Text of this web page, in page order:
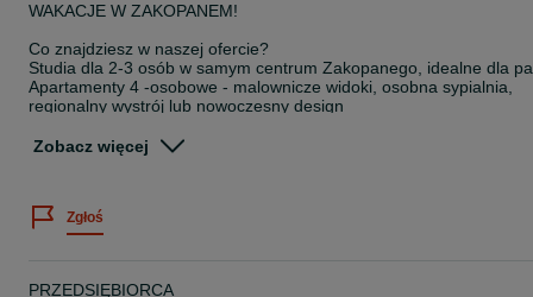
WAKACJE W ZAKOPANEM!
Co znajdziesz w naszej ofercie?
Studia dla 2-3 osób w samym centrum Zakopanego, idealne dla
Apartamenty 4 -osobowe - malownicze widoki, osobna sypialnia,
regionalny wystrój lub nowoczesny design
rodzin
projektowane przez najlepszych architektów!
... i wiele, wiele więcej! Zadzwoń i zapytaj!
Zobacz więcej
Zgłoś
PRZEDSIĘBIORCA